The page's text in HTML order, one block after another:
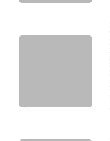
NEWS
JURNAL